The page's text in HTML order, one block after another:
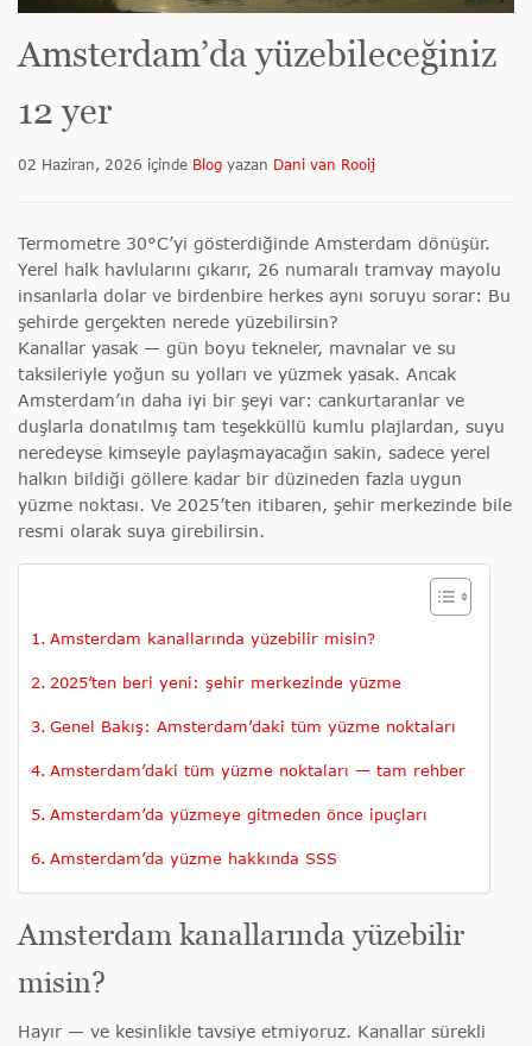
Amsterdam’da yüzebileceğiniz
12 yer
02 Haziran, 2026 içinde Blog yazan Dani van Rooij
Termometre 30°C’yi gösterdiğinde Amsterdam dönüşür.
Yerel halk havlularını çıkarır, 26 numaralı tramvay mayolu
insanlarla dolar ve birdenbire herkes aynı soruyu sorar: Bu
şehirde gerçekten nerede yüzebilirsin?
Kanallar yasak — gün boyu tekneler, mavnalar ve su
taksileriyle yoğun su yolları ve yüzmek yasak. Ancak
Amsterdam’ın daha iyi bir şeyi var: cankurtaranlar ve
duşlarla donatılmış tam teşekküllü kumlu plajlardan, suyu
neredeyse kimseyle paylaşmayacağın sakin, sadece yerel
halkın bildiği göllere kadar bir düzineden fazla uygun
yüzme noktası. Ve 2025’ten itibaren, şehir merkezinde bile
resmi olarak suya girebilirsin.
Amsterdam kanallarında yüzebilir misin?
2025’ten beri yeni: şehir merkezinde yüzme
Genel Bakış: Amsterdam’daki tüm yüzme noktaları
Amsterdam’daki tüm yüzme noktaları — tam rehber
Amsterdam’da yüzmeye gitmeden önce ipuçları
Amsterdam’da yüzme hakkında SSS
Amsterdam kanallarında yüzebilir
misin?
Hayır — ve kesinlikle tavsiye etmiyoruz. Kanallar sürekli